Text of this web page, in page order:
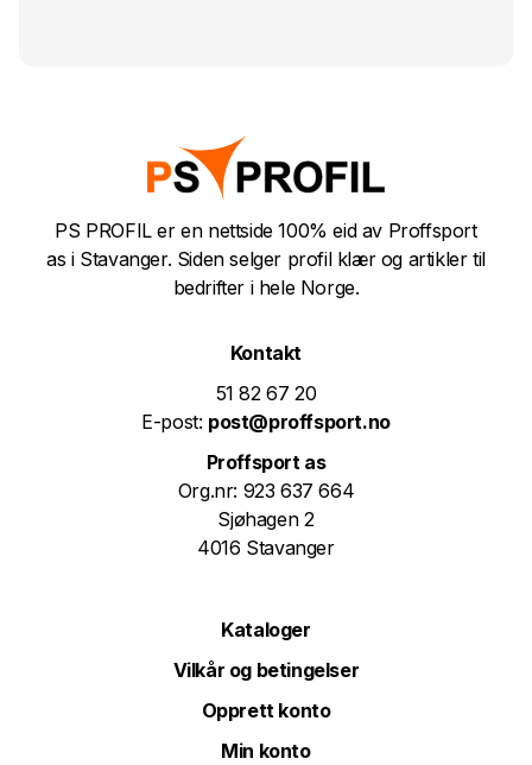
PS PROFIL er en nettside 100% eid av Proffsport
as i Stavanger. Siden selger profil klær og artikler til
bedrifter i hele Norge.
Kontakt
51 82 67 20
E-post: post@proffsport.no
Proffsport as
Org.nr: 923 637 664
Sjøhagen 2
4016 Stavanger
Kataloger
Vilkår og betingelser
Opprett konto
Min konto